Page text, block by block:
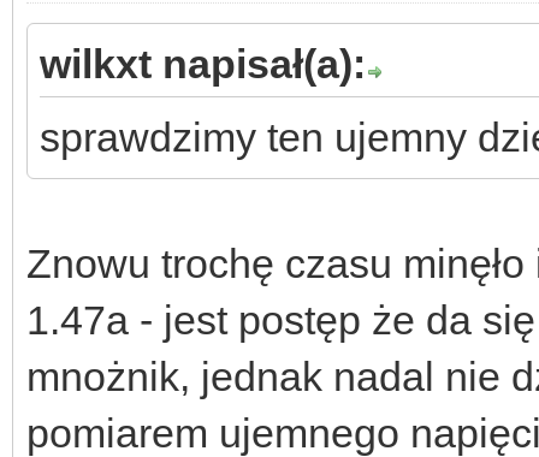
wilkxt napisał(a):
sprawdzimy ten ujemny
Znowu trochę czasu
1.47a - jest postęp że da
mnożnik, jednak nadal nie
pomiarem ujemnego